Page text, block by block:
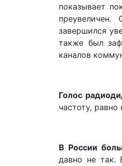
показывает
завершился
также был
каналов
Голос
частоту, равно
В России
давно не так.